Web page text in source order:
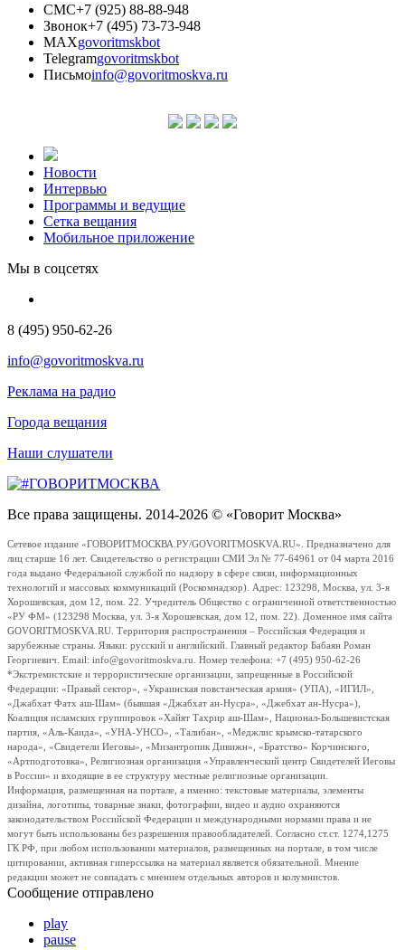
СМС+7 (925) 88-88-948
Звонок+7 (495) 73-73-948
MAXgovoritmskbot
Telegramgovoritmskbot
Письмоinfo@govoritmoskva.ru
Новости
Интервью
Программы и ведущие
Сетка вещания
Мобильное приложение
Мы в соцсетях
8 (495) 950-62-26
info@govoritmoskva.ru
Реклама на радио
Города вещания
Наши слушатели
Все права защищены. 2014-2026 © «Говорит Москва»
Сетевое издание «ГОВОРИТМОСКВА.РУ/GOVORITMOSKVA.RU». Предназначено для
лиц старше 16 лет. Свидетельство о регистрации СМИ Эл № 77-64961 от 04 марта 2016
года выдано Федеральной службой по надзору в сфере связи, информационных
технологий и массовых коммуникаций (Роскомнадзор). Адрес: 123298, Москва, ул. 3-я
Хорошевская, дом 12, пом. 22. Учредитель Общество с ограниченной ответственностью
«РУ ФМ» (123298 Москва, ул. 3-я Хорошевская, дом 12, пом. 22). Доменное имя сайта
GOVORITMOSKVA.RU. Территория распространения – Российская Федерация и
зарубежные страны. Языки: русский и английский. Главный редактор Бабаян Роман
Георгиевич. Email: info@govoritmoskva.ru. Номер телефона: +7 (495) 950-62-26
*Экстремистские и террористические организации, запрещенные в Российской
Федерации: «Правый сектор», «Украинская повстанческая армия» (УПА), «ИГИЛ»,
«Джабхат Фатх аш-Шам» (бывшая «Джабхат ан-Нусра», «Джебхат ан-Нусра»),
Коалиция исламских группировок «Хайят Тахрир аш-Шам», Национал-Большевистская
партия, «Аль-Каида», «УНА-УНСО», «Талибан», «Меджлис крымско-татарского
народа», «Свидетели Иеговы», «Мизантропик Дивижн», «Братство» Корчинского,
«Артподготовка», Религиозная организация «Управленческий центр Свидетелей Иеговы
в России» и входящие в ее структуру местные религиозные организации.
Информация, размещенная на портале, а именно: текстовые материалы, элементы
дизайна, логотипы, товарные знаки, фотографии, видео и аудио охраняются
законодательством Российской Федерации и международными нормами права и не
могут быть использованы без разрешения правообладателей. Согласно ст.ст. 1274,1275
ГК РФ, при любом использовании материалов, размещенных на портале, в том числе
цитировании, активная гиперссылка на материал является обязательной. Мнение
редакции может не совпадать с мнением отдельных авторов и колумнистов.
Сообщение отправлено
play
pause